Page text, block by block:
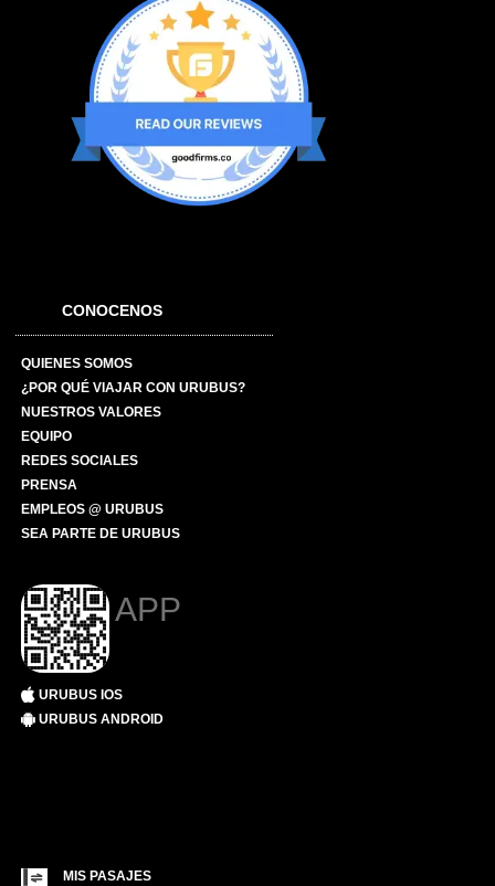
CONOCENOS
QUIENES SOMOS
¿POR QUÉ VIAJAR CON URUBUS?
NUESTROS VALORES
EQUIPO
REDES SOCIALES
PRENSA
EMPLEOS @ URUBUS
SEA PARTE DE URUBUS
APP
URUBUS IOS
URUBUS ANDROID
MIS PASAJES